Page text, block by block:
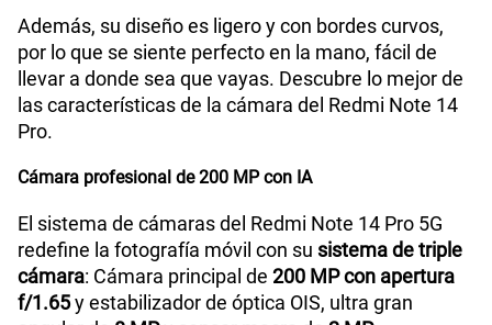
Capacidad Memoria RAM 8GB
Reconocimiento Facial Si
Además, su diseño es ligero y con bordes curvos,
por lo que se siente perfecto en la mano, fácil de
llevar a donde sea que vayas. Descubre lo mejor de
las características de la cámara del Redmi Note 14
Pro.
Cámara profesional de 200 MP con IA
El sistema de cámaras del Redmi Note 14 Pro 5G
redefine la fotografía móvil con su sistema de triple
cámara: Cámara principal de 200 MP con apertura
f/1.65y estabilizador de óptica OIS, ultra gran